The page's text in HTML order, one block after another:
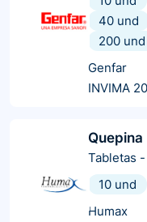
40 und
200 und
Genfar
INVIMA
Quepina
Tabletas -
10 und
Humax